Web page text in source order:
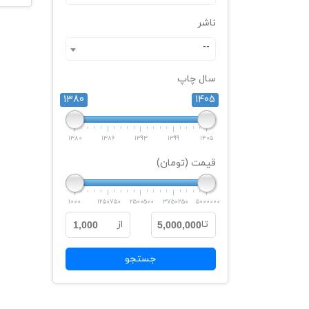
ناشر
--
سال چاپ
1380
1405
1380 1386 1393 1399 1405
قیمت (تومان)
1000 1250750 2500500 3750250 5000000
تا5,000,000 از 1,000
جستجو